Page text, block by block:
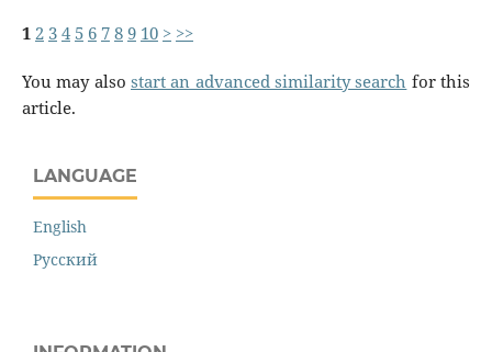
12 34 5 6 789 10 > >>
You may also start an advanced similarity search for this
article.
LANGUAGE
English
Русский